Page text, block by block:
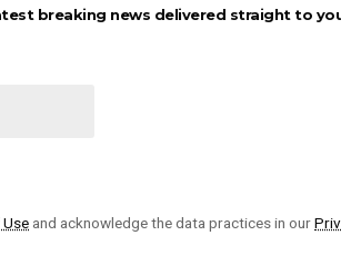
breaking news delivered straight to
and acknowledge the data practices in our